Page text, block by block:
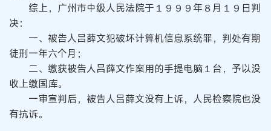
综上，广州市中级人民法院于１９９９年８月１９日判
决：
一、被告人吕薛文犯破坏计算机信息系统罪，判处有期
徒刑一年六个月；
二、缴获被告人吕薛文作案用的手提电脑１台，予以没
收上缴国库。
一审宣判后，被告人吕薛文没有上诉，人民检察院也没
有抗诉。